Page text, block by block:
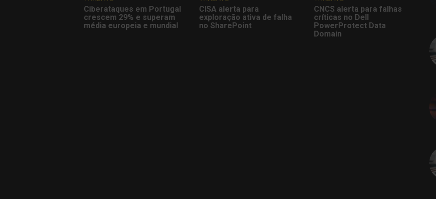
Ciberataques em Portugal
crescem 29% e superam
média europeia e mundial
CISA alerta para
exploração ativa de falha
no SharePoint
CNCS alerta para falhas
críticas no Dell
PowerProtect Data
Domain